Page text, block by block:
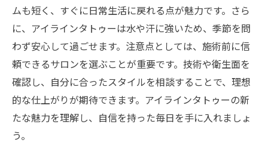
ムも短く、すぐに日常生活に戻れる点が魅力です。さら
に、アイラインタトゥーは水や汗に強いため、季節を問
わず安心して過ごせます。注意点としては、施術前に信
頼できるサロンを選ぶことが重要です。技術や衛生面を
確認し、自分に合ったスタイルを相談することで、理想
的な仕上がりが期待できます。アイラインタトゥーの新
たな魅力を理解し、自信を持った毎日を手に入れましょ
う。